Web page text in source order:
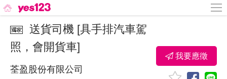
送貨司機 [具手排汽車駕
照，會開貨車]
荃盈股份有限公司
我要應徵